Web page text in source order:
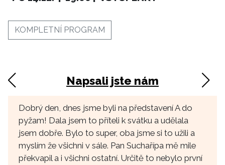
KOMPLETNÍ PROGRAM
Napsali jste nám
Dobrý den, dnes jsme byli na představení A do
pyžam! Dala jsem to příteli k svátku a udělala
jsem dobře. Bylo to super, oba jsme si to užili a
myslím že všichni v sále. Pan Suchařípa mě mile
překvapil a i všichni ostatní. Určitě to nebylo první